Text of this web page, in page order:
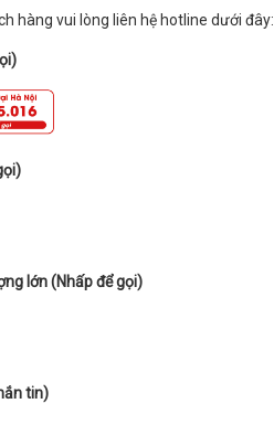
hàng vui lòng liên hệ hotline dưới đây:
lớn (Nhấp để gọi)
tin)